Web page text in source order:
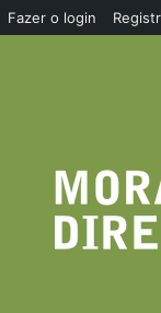
Fazer o login